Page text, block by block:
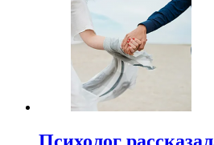
Психолог